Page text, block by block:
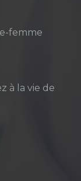
femme
à la vie de